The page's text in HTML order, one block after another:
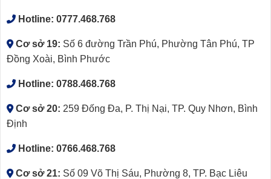
Hotline: 0777.468.768
Cơ sở 19: Số 6 đường Trần Phú, Phường Tân Phú, TP
Đồng Xoài, Bình Phước
Hotline: 0788.468.768
Cơ sở 20: 259 Đống Đa, P. Thị Nại, TP. Quy Nhơn, Bình
Định
Hotline: 0766.468.768
Cơ sở 21: Số 09 Võ Thị Sáu, Phường 8, TP. Bạc Liêu